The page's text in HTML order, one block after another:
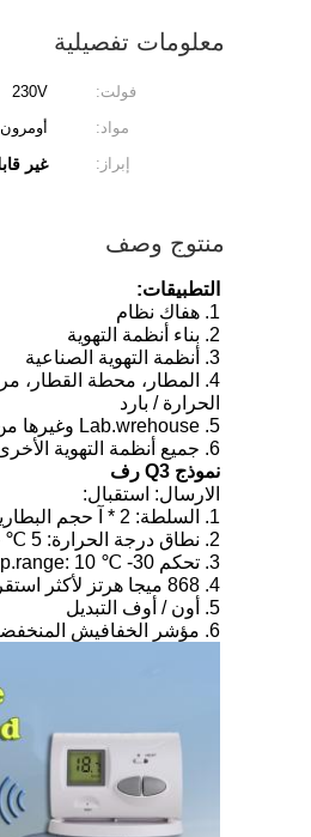
معلومات تفصيلية
فولت: 230V
مواد:
أومرون
إبراز:
غير
منتوج وصف
التطبيقات:
1. هفاك نظام
2. بناء أنظمة التهوية
3. أنظمة التهوية الصناعية
4. المطار، محطة القطار، مركز للتسوق، مكتب، الفصول الدراسية وغيرها من الأماكن العامة لدليل نوعية الهواء
الحرارة / بارد
5. Lab.wrehouse وغيرها من الأماكن للكشف عن CO2 + تيمب. + ر٪
6. جميع أنظمة التهوية الأخرى
نموذج Q3 رف
الارسال: استقبال:
1. السلطة: 2 * آ حجم البطارية 1. أوتو / دليل التبديل
2. نطاق درجة الحرارة: 5 ℃ -35 ℃ في 0.5 ℃ 2. مؤشر نظام ليد
3. تحكم temp.range: 10 ℃ -30 ℃ في 0.5 ℃ 3.Contact تصنيف: 8 (2) A 230VAC ماكس
4. 868 ميجا هرتز لأكثر استقرارا الاتصالات
5. أون / أوف التبديل
6. مؤشر الخفافيش المنخفضة